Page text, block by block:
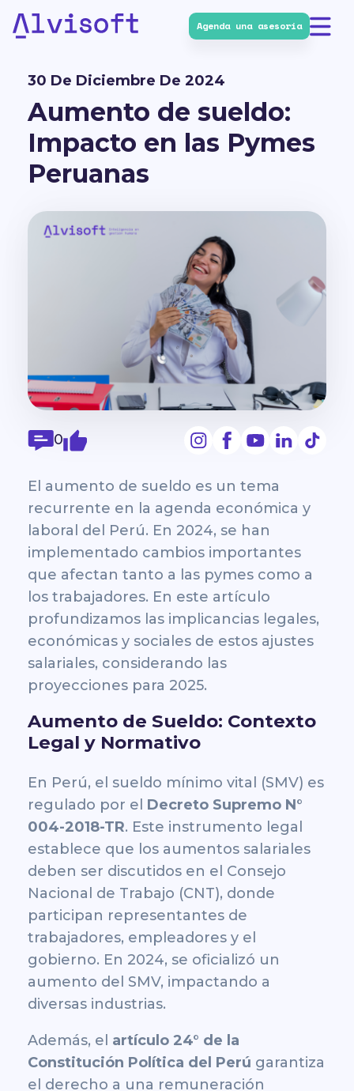
Agenda una asesoría
30 De Diciembre De 2024
Aumento de sueldo:
Impacto en las Pymes
Peruanas
0
El aumento de sueldo es un tema
recurrente en la agenda económica y
laboral del Perú. En 2024, se han
implementado cambios importantes
que afectan tanto a las pymes como a
los trabajadores. En este artículo
profundizamos las implicancias legales,
económicas y sociales de estos ajustes
salariales, considerando las
proyecciones para 2025.
Aumento de Sueldo: Contexto
Legal y Normativo
En Perú, el sueldo mínimo vital (SMV) es
regulado por el Decreto Supremo N°
004-2018-TR. Este instrumento legal
establece que los aumentos salariales
deben ser discutidos en el Consejo
Nacional de Trabajo (CNT), donde
participan representantes de
trabajadores, empleadores y el
gobierno. En 2024, se oficializó un
aumento del SMV, impactando a
diversas industrias.
Además, el artículo 24° de la
Constitución Política del Perú garantiza
el derecho a una remuneración